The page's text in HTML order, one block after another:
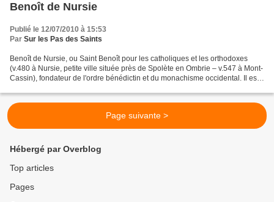
Benoît de Nursie
Publié le 12/07/2010 à 15:53
Par Sur les Pas des Saints
Benoît de Nursie, ou Saint Benoît pour les catholiques et les orthodoxes
(v.480 à Nursie, petite ville située près de Spolète en Ombrie – v.547 à Mont-
Cassin), fondateur de l'ordre bénédictin et du monachisme occidental. Il est
Page suivante >
Hébergé par Overblog
Top articles
Pages